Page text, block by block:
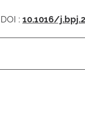
DOI : 10.1016/